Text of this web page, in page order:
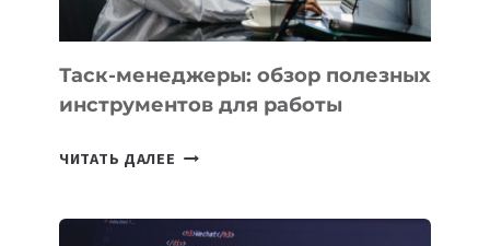
Таск-менеджеры: обзор полезных
инструментов для работы
ЧИТАТЬ ДАЛЕЕ ТАСК-
ПОЛЕЗНЫХ